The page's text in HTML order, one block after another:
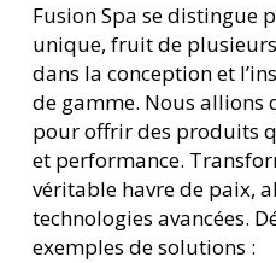
Fusion Spa se distingue
unique, fruit de plusieurs
dans la conception et
de gamme. Nous allions
pour offrir des produits
et performance.
véritable havre de paix,
technologies avancées.
exemples de solutions :